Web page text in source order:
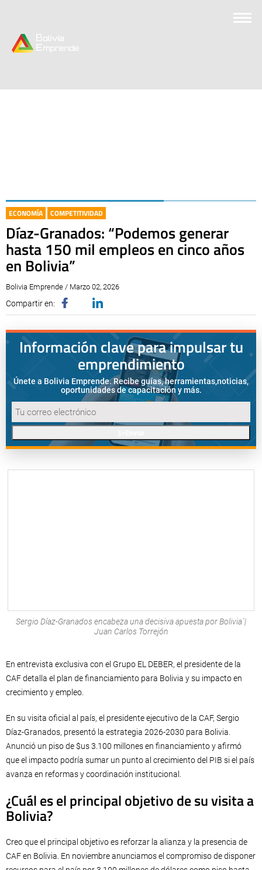
ECONOMÍA COMPETITIVIDAD
Díaz-Granados: “Podemos generar
hasta 150 mil empleos en cinco años
en Bolivia”
Bolivia Emprende / Marzo 02, 2026
Compartir en:
Información clave para impulsar tu
emprendimiento
Únete a Bolivia Emprende. Recibe guías, herramientas,noticias,
oportunidades de capacitación y más.
Sergio Díaz-Granados encabeza una decisiva apuesta por Bolivia´|
Juan Carlos Torrejón
En entrevista exclusiva con el Grupo EL DEBER, el presidente de la
CAF detalla el plan de financiamiento para Bolivia y su impacto en
crecimiento y empleo.
En su visita oficial al país, el presidente ejecutivo de la CAF, Sergio
Díaz-Granados, presentó la estrategia 2026-2030 para Bolivia.
Anunció un piso de $us 3.100 millones en financiamiento y afirmó
que el impacto podría sumar un punto al crecimiento del PIB si el país
avanza en reformas y coordinación institucional.
¿Cuál es el principal objetivo de su visita a
Bolivia?
Creo que el principal objetivo es reforzar la alianza y la presencia de
CAF en Bolivia. En noviembre anunciamos el compromiso de disponer